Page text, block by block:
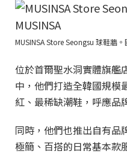
MUSINSA Store Seongsu 球鞋牆
位於首爾聖水洞實體旗艦
中，他們打造全韓國規模
紅、最稀缺潮鞋，呼應品
同時，他們也推出自有品
極簡、百搭的日常基本款